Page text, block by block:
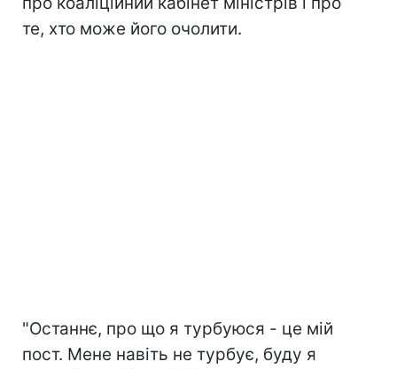
те, хто може його очолити.
"Останнє, про що я турбуюся - це мій
пост. Мене навіть не турбує, буду я